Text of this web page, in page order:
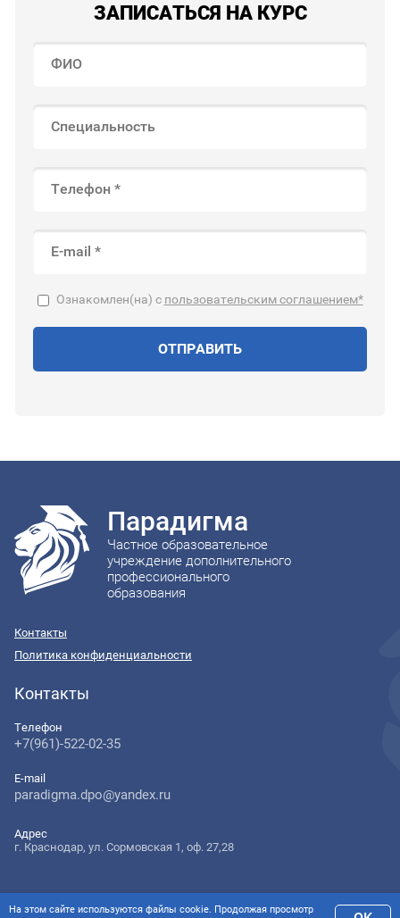
На этом сайте используются файлы cookie. Продолжая просмотр
ЗАПИСАТЬСЯ НА КУРС
Ознакомлен(на) с пользовательским соглашением*
ОТПРАВИТЬ
Парадигма
Частное образовательное
учреждение дополнительного
профессионального
образования
Контакты
Политика конфиденциальности
Контакты
Телефон
+7(961)-522-02-35
E-mail
paradigma.dpo@yandex.ru
Адрес
г. Краснодар, ул. Сормовская 1, оф. 27,28